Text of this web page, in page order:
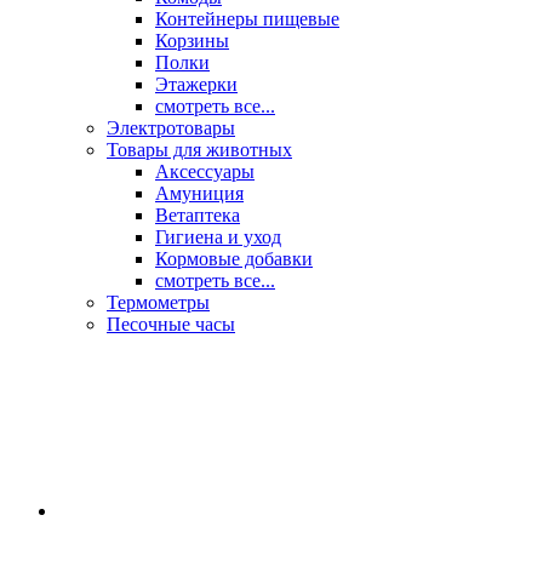
Контейнеры пищевые
Корзины
Полки
Этажерки
смотреть все...
Электротовары
Товары для животных
Аксессуары
Амуниция
Ветаптека
Гигиена и уход
Кормовые добавки
смотреть все...
Термометры
Песочные часы